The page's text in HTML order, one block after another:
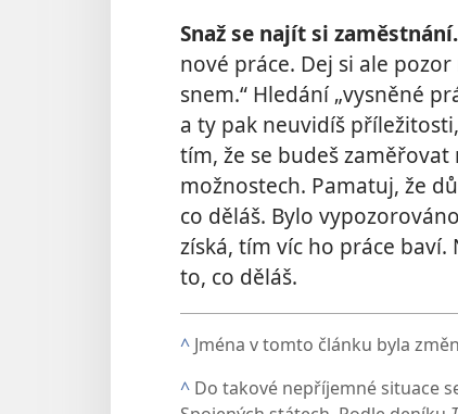
Snaž se najít si zaměstnání.
nové práce. Dej si ale
snem.“ Hledání „vysněné
a ty pak neuvidíš
tím, že se budeš
možnostech. Pamatuj, že
co děláš. Bylo
získá, tím víc ho práce
to, co děláš.
^ Jména v tomto článku byla
^ Do takové nepříjemné situace